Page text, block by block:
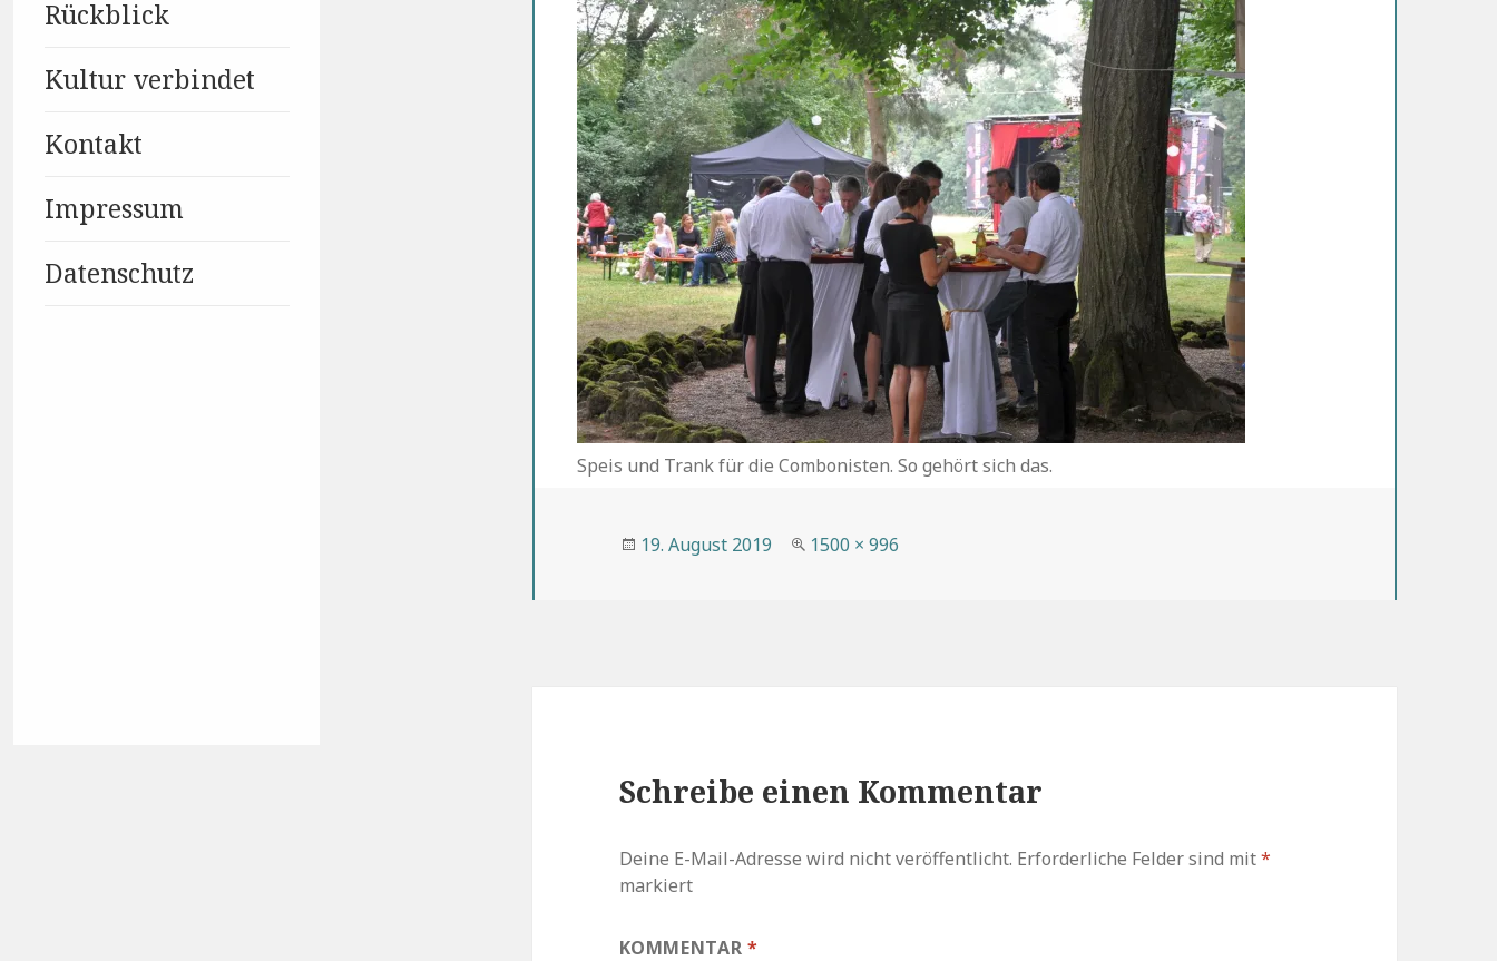
Rückblick
Kultur verbindet
Kontakt
Impressum
Datenschutz
Speis und Trank für die Combonisten. So gehört sich das.
Veröffentlicht
19. August 2019
Volle
1500 × 996
Schreibe einen Kommentar
Deine E-Mail-Adresse wird nicht veröffentlicht. Erforderliche Felder sind mit*
markiert
KOMMENTAR *